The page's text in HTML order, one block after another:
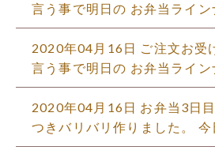
言う事で明日の お弁当ライ
2020年04月16日 ご注文お受
言う事で明日の お弁当ライ
2020年04月16日 お弁当3日
つきバリバリ作りました。